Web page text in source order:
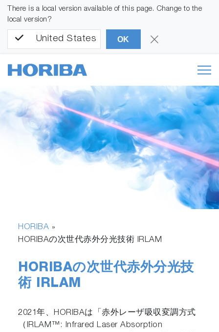
There is a local version available of this page. Change to the
local version?
United States OK
HORIBA »
HORIBAの次世代赤外分光技術 IRLAM
HORIBAの次世代赤外分光技
術 IRLAM
2021年、HORIBAは「赤外レーザ吸収変調方式
（IRLAM™: Infrared Laser Absorption